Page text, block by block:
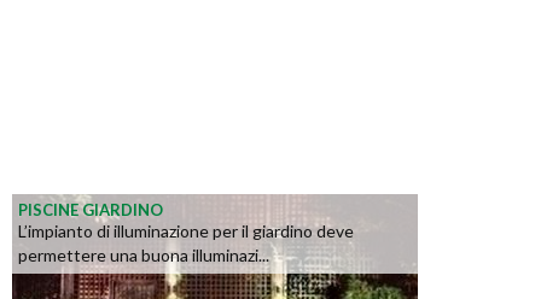
PISCINE GIARDINO
L’impianto di illuminazione per il giardino deve
permettere una buona illuminazi...